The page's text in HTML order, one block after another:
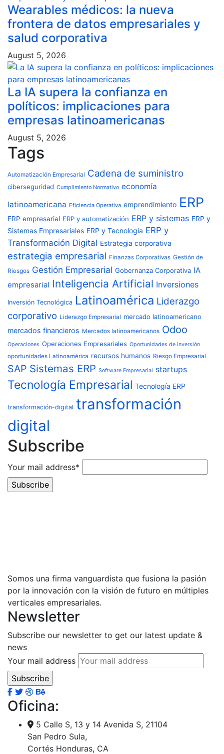
Wearables médicos: la nueva
frontera de datos empresariales y
salud corporativa
August 5, 2026
La IA supera la confianza en
políticos: implicaciones para
empresas latinoamericanas
August 5, 2026
Tags
Automatización Empresarial Cadena de suministro
ciberseguridad Cumplimiento Normativo economía
latinoamericana Eficiencia Operativa emprendimiento ERP
ERP empresarial ERP y automatización ERP y sistemas ERP y
Sistemas Empresariales ERP y Tecnología ERP y
Transformación Digital Estrategia corporativa
estrategia empresarial Finanzas Corporativas Gestión de
Riesgos Gestión Empresarial Gobernanza Corporativa IA
empresarial Inteligencia Artificial Inversiones
Inversión Tecnológica Latinoamérica Liderazgo
corporativo Liderazgo Empresarial mercado latinoamericano
mercados financieros Mercados latinoamericanos Odoo
Operaciones Operaciones Empresariales Oportunidades de inversión
oportunidades Latinoamérica recursos humanos Riesgo Empresarial
SAP Sistemas ERP Software Empresarial startups
Tecnología Empresarial Tecnología ERP
transformación-digital transformación
digital
Subscribe
Your mail address*
Somos una firma vanguardista que fusiona la pasión
por la innovación con la visión de futuro en múltiples
verticales empresariales.
Newsletter
Subscribe our newsletter to get our latest update &
news
Your mail address
Oficina:
5 Calle S, 13 y 14 Avenida S, 21104
San Pedro Sula,
Cortés Honduras, CA